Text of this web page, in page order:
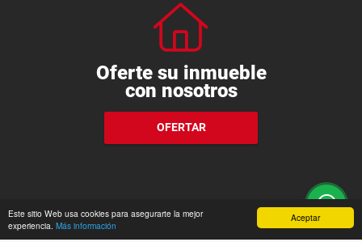
Aceptar
Este sitio Web usa cookies para asegurarte la mejor
experiencia. Más información
Oferte su inmueble
con nosotros
OFERTAR
Powered by: wasi.co